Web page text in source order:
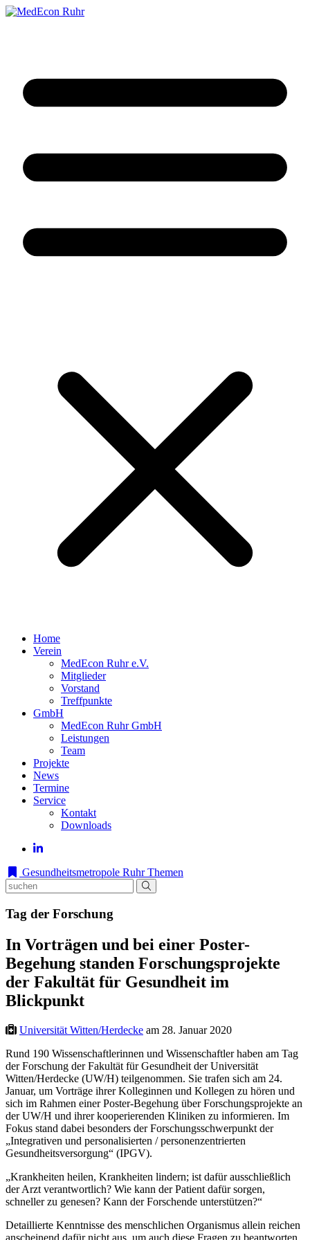
Home
Verein
MedEcon Ruhr e.V.
Mitglieder
Vorstand
Treffpunkte
GmbH
MedEcon Ruhr GmbH
Leistungen
Team
Projekte
News
Termine
Service
Kontakt
Downloads
Gesundheitsmetropole Ruhr Themen
Tag der Forschung
In Vorträgen und bei einer Poster-
Begehung standen Forschungsprojekte
der Fakultät für Gesundheit im
Blickpunkt
Universität Witten/Herdecke am 28. Januar 2020
Rund 190 Wissenschaftlerinnen und Wissenschaftler haben am Tag
der Forschung der Fakultät für Gesundheit der Universität
Witten/Herdecke (UW/H) teilgenommen. Sie trafen sich am 24.
Januar, um Vorträge ihrer Kolleginnen und Kollegen zu hören und
sich im Rahmen einer Poster-Begehung über Forschungsprojekte an
der UW/H und ihrer kooperierenden Kliniken zu informieren. Im
Fokus stand dabei besonders der Forschungsschwerpunkt der
„Integrativen und personalisierten / personenzentrierten
Gesundheitsversorgung“ (IPGV).
„Krankheiten heilen, Krankheiten lindern; ist dafür ausschließlich
der Arzt verantwortlich? Wie kann der Patient dafür sorgen,
schneller zu genesen? Kann der Forschende unterstützen?“
Detaillierte Kenntnisse des menschlichen Organismus allein reichen
anscheinend dafür nicht aus, um auch diese Fragen zu beantworten.